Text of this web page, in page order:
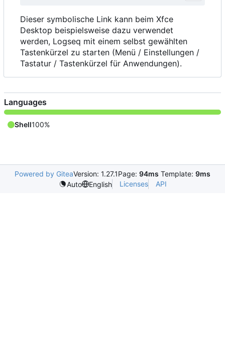
Dieser symbolische Link kann beim Xfce
Desktop beispielsweise dazu verwendet
werden, Logseq mit einem selbst gewählten
Tastenkürzel zu starten (Menü / Einstellungen /
Tastatur / Tastenkürzel für Anwendungen).
Languages
Shell100%
Powered by GiteaVersion: 1.27.1Page: 94ms Template: 9ms
Auto
English Licenses API